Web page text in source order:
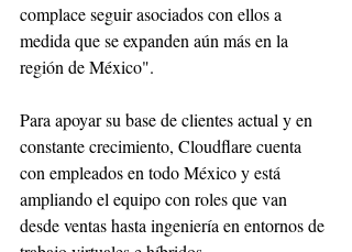
complace seguir asociados con ellos a
medida que se expanden aún más en la
región de México".
Para apoyar su base de clientes actual y en
constante crecimiento, Cloudflare cuenta
con empleados en todo México y está
ampliando el equipo con roles que van
desde ventas hasta ingeniería en entornos de